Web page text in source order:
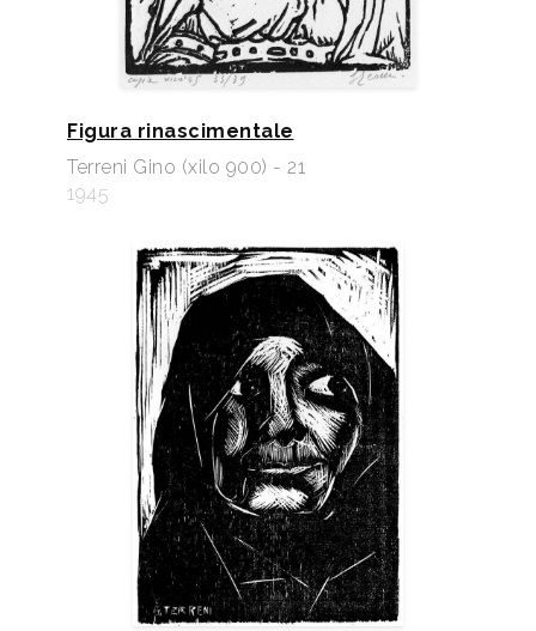
Figura rinascimentale
Terreni Gino (xilo 900) - 21
1945